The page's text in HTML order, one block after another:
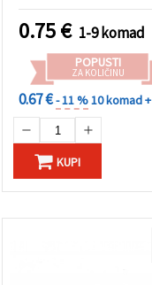
0.75€ 1-9 komad
POPUSTI
ZA KOLIČINU
0.67 €- 11 %10 komad +
KUPI